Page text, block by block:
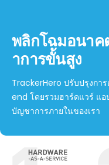
พลิกโฉมอนา
าการขั้นสูง
TrackerHero ปรับปรุงก
end โดยรวมฮาร์ดแวร์ แ
บัญชาการภายในของเรา